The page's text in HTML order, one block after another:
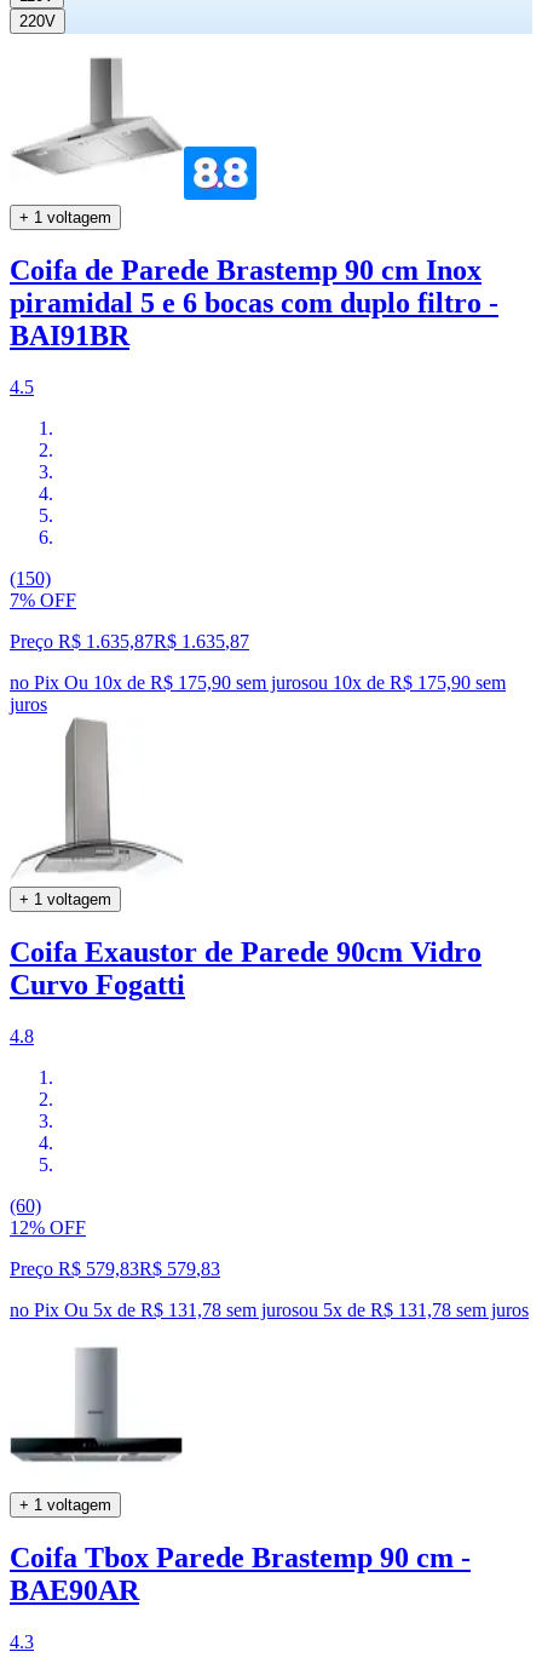
220V
+ 1 voltagem
Coifa de Parede Brastemp 90 cm Inox
piramidal 5 e 6 bocas com duplo filtro -
BAI91BR
4.5
(150)
7% OFF
Preço R$ 1.635,87R$ 1.635,87
no Pix Ou 10x de R$ 175,90 sem jurosou 10x de R$ 175,90 sem
juros
+ 1 voltagem
Coifa Exaustor de Parede 90cm Vidro
Curvo Fogatti
4.8
(60)
12% OFF
Preço R$ 579,83R$ 579,83
no Pix Ou 5x de R$ 131,78 sem jurosou 5x de R$ 131,78 sem juros
+ 1 voltagem
Coifa Tbox Parede Brastemp 90 cm -
BAE90AR
4.3